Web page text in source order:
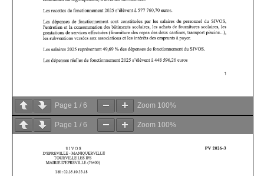
Page 1 / 6 Zoom 100%
Page 1 / 6 Zoom 100%